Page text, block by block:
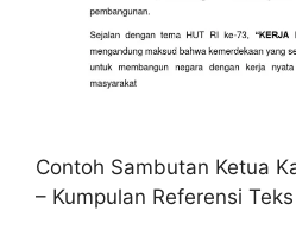
Contoh Sambutan Ketua
– Kumpulan Referensi Teks